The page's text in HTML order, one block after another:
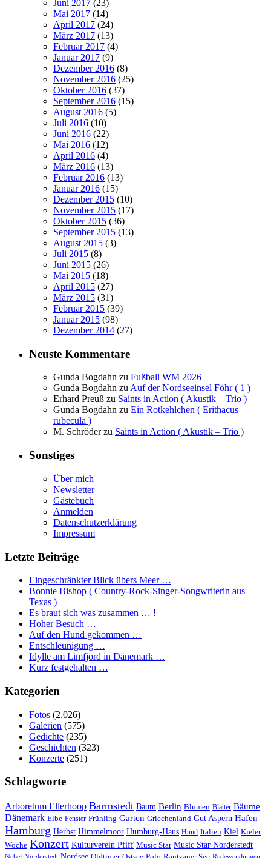
Juni 2017 (23)
Mai 2017 (14)
April 2017 (24)
März 2017 (13)
Februar 2017 (4)
Januar 2017 (9)
Dezember 2016 (8)
November 2016 (25)
Oktober 2016 (37)
September 2016 (15)
August 2016 (5)
Juli 2016 (10)
Juni 2016 (22)
Mai 2016 (12)
April 2016 (4)
März 2016 (13)
Februar 2016 (13)
Januar 2016 (15)
Dezember 2015 (10)
November 2015 (17)
Oktober 2015 (36)
September 2015 (13)
August 2015 (3)
Juli 2015 (8)
Juni 2015 (26)
Mai 2015 (18)
April 2015 (27)
März 2015 (31)
Februar 2015 (39)
Januar 2015 (98)
Dezember 2014 (27)
Neuste Kommentare
Gunda Bogdahn zu Fußball WM 2026
Gunda Bogdahn zu Auf der Nordseeinsel Föhr ( 1 )
Erhard Preuß zu Saints in Action ( Akustik – Trio )
Gunda Bogdahn zu Ein Rotkehlchen ( Erithacus
rubecula )
M. Schröderzu Saints in Action ( Akustik – Trio )
Sonstiges
Über mich
Newsletter
Gästebuch
Anmelden
Datenschutzerklärung
Impressum
Letzte Beiträge
Eingeschränkter Blick übers Meer …
Bonnie Bishop ( Country-Rock-Singer-Songwriterin aus
Texas )
Es braut sich was zusammen … !
Hoher Besuch …
Auf den Hund gekommen …
Entschleunigung …
Idylle am Limfjord in Dänemark …
Kurz festgehalten …
Kategorien
Fotos (2.026)
Galerien (575)
Gedichte (235)
Geschichten (323)
Konzerte (251)
Schlagworte
Arboretum Ellerhoop Barmstedt Baum Berlin Blumen Blätter Bäume
Dänemark Elbe Fenster Frühling Garten Griechenland Gut Aspern Hafen
Hamburg Herbst Himmelmoor Humburg-Haus Hund Italien Kiel Kieler
Woche Konzert Kulturverein Pfiff Music Star Music Star Norderstedt